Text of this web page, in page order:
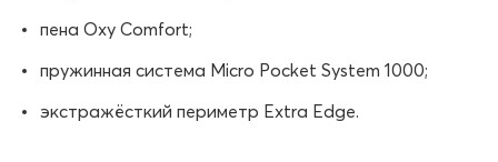
пена Oxy Comfort;
пружинная система Micro Pocket System 1000;
экстражёсткий периметр Extra Edge.